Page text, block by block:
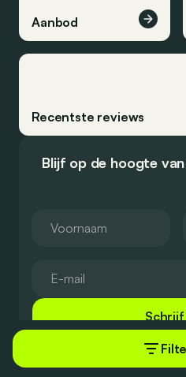
Aanbod
Recentste reviews
Blijf op de hoogte
Schrijf
Ontdekken